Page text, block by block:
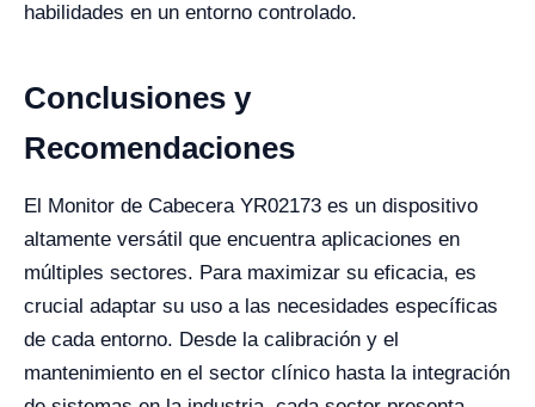
habilidades en un entorno controlado.
Conclusiones y
Recomendaciones
El Monitor de Cabecera YR02173 es un dispositivo
altamente versátil que encuentra aplicaciones en
múltiples sectores. Para maximizar su eficacia, es
crucial adaptar su uso a las necesidades específicas
de cada entorno. Desde la calibración y el
mantenimiento en el sector clínico hasta la integración